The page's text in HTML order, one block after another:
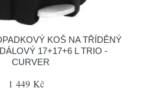
KOŠ NA TŘÍDĚNÝ
17+17+6 L TRIO -
CURVER
1 449 Kč